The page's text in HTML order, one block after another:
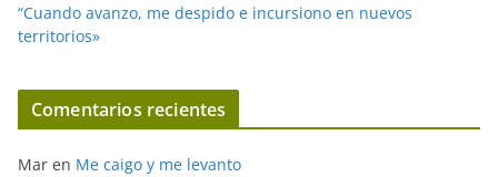
“Cuando avanzo, me despido e incursiono en nuevos
territorios»
Comentarios recientes
Mar en Me caigo y me levanto